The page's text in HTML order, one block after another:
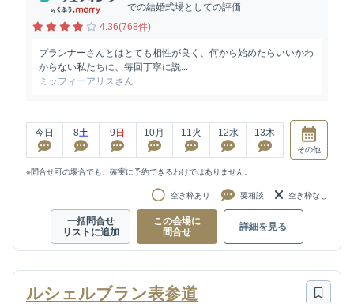
での結婚式場としての評価
4.36(768件)
プランナーさんとはとても相性が良く、何から始めたらいいかわ
からない私たちに、毎回丁寧に説...
ミッフィーアリスさん
今日 8土 9 日 10月 11火 12水 13木
その他
※問合せ可の場合でも、確実に予約できるわけではありません。
空き枠あり 要相談 空き枠なし
一括問合せ
リストに追加
この会場に
問合せ
詳細を見る
ルシェルブラン表参道